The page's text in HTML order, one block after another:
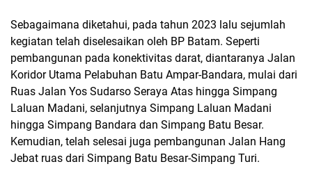
Sebagaimana diketahui, pada tahun 2023 lalu sejumlah
kegiatan telah diselesaikan oleh BP Batam. Seperti
pembangunan pada konektivitas darat, diantaranya Jalan
Koridor Utama Pelabuhan Batu Ampar-Bandara, mulai dari
Ruas Jalan Yos Sudarso Seraya Atas hingga Simpang
Laluan Madani, selanjutnya Simpang Laluan Madani
hingga Simpang Bandara dan Simpang Batu Besar.
Kemudian, telah selesai juga pembangunan Jalan Hang
Jebat ruas dari Simpang Batu Besar-Simpang Turi.